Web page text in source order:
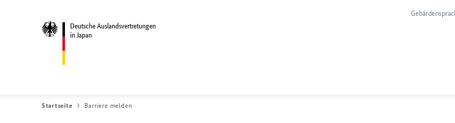
Deutsche Auslandsvertretungen
in Japan
Startseite Barriere melden